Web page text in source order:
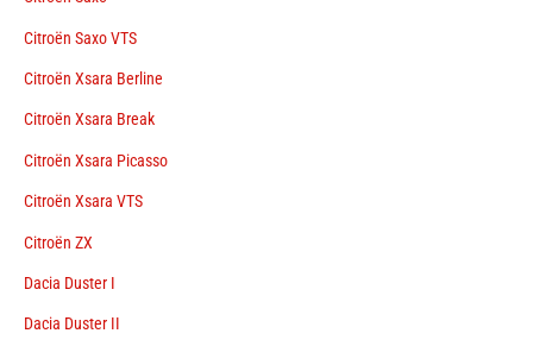
Citroën Saxo VTS
Citroën Xsara Berline
Citroën Xsara Break
Citroën Xsara Picasso
Citroën Xsara VTS
Citroën ZX
Dacia Duster I
Dacia Duster II